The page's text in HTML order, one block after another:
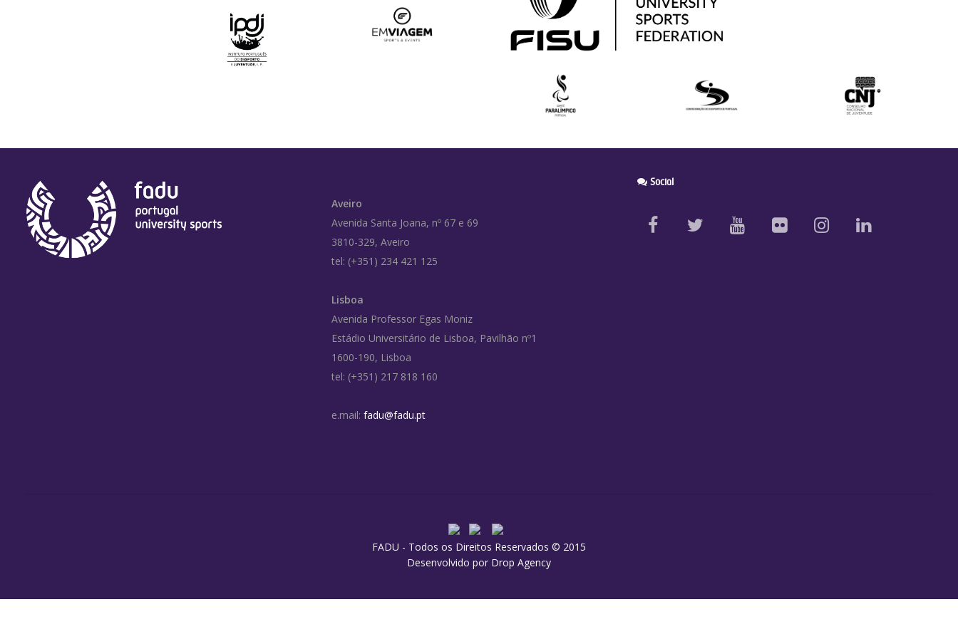
Aveiro
Avenida Santa Joana, nº 67 e 69
3810-329, Aveiro
tel: (+351) 234 421 125
Lisboa
Avenida Professor Egas Moniz
Estádio Universitário de Lisboa, Pavilhão nº1
1600-190, Lisboa
tel: (+351) 217 818 160
e.mail: fadu@fadu.pt
Social
FADU - Todos os Direitos Reservados © 2015
Desenvolvido por Drop Agency